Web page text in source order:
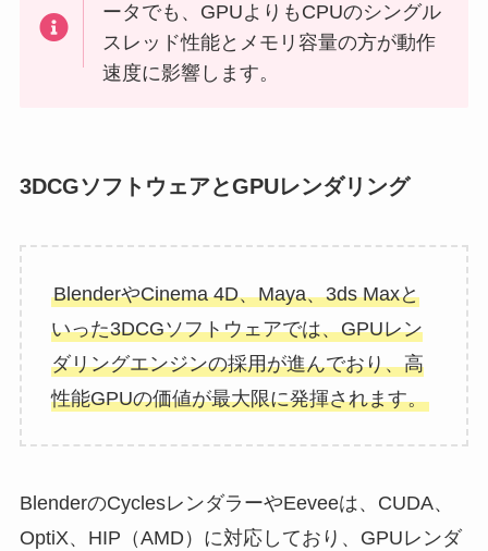
ータでも、GPUよりもCPUのシングル
スレッド性能とメモリ容量の方が動作
速度に影響します。
3DCGソフトウェアとGPUレンダリング
BlenderやCinema 4D、Maya、3ds Maxと
いった3DCGソフトウェアでは、GPUレン
ダリングエンジンの採用が進んでおり、高
性能GPUの価値が最大限に発揮されます。
BlenderのCyclesレンダラーやEeveeは、CUDA、
OptiX、HIP（AMD）に対応しており、GPUレンダ